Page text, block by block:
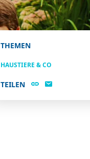
THEMEN
HAUSTIERE & CO
TEILEN